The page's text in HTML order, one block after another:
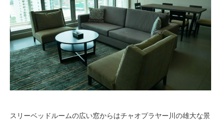
スリーベッドルームの広い窓からはチャオプラヤー川の雄大な景